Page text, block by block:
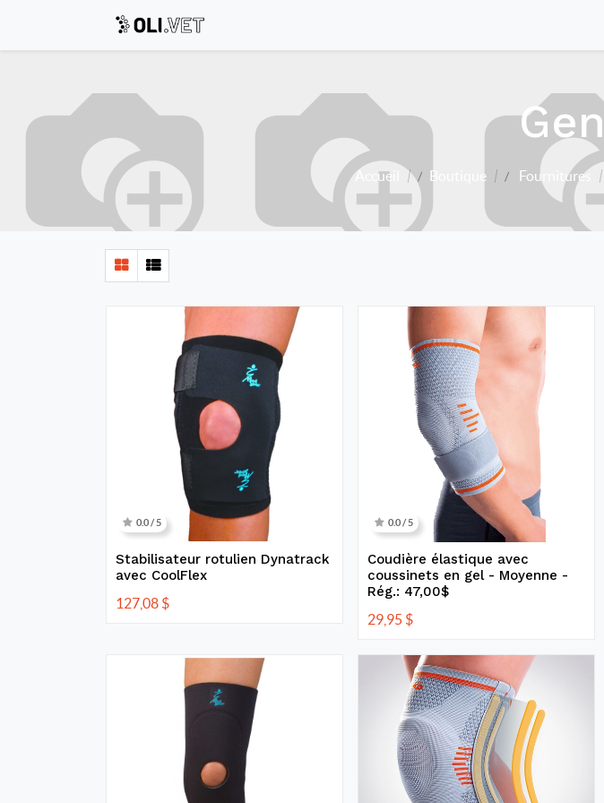
Accueil Boutique Fournitures
0.0 / 5
Stabilisateur rotulien Dynatrack
avec CoolFlex
127,08$
0.0 / 5
Coudière élastique avec
coussinets en gel - Moyenne -
Rég.: 47,00$
29,95$